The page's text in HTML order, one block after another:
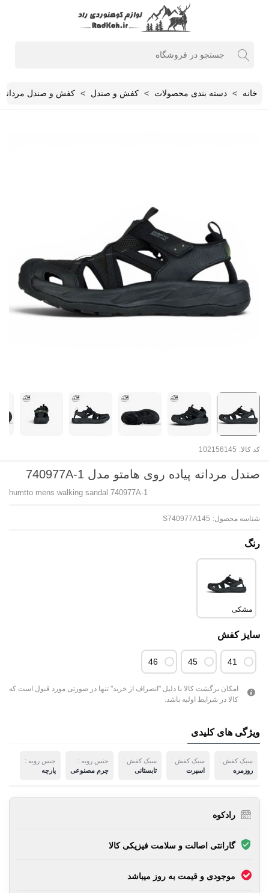
خانه > دسته بندی محصولات > کفش و صندل > کفش و صندل مردانه
کد کالا: 102156145
صندل مردانه پیاده روی هامتو مدل 740977A-1
humtto mens walking sandal 740977A-1
شناسه محصول: S740977A145
رنگ
مشکی
سایز کفش
41
45
46
امکان برگشت کالا با دلیل "انصراف از خرید" تنها در صورتی مورد قبول است که
کالا در شرایط اولیه باشد.
ویژگی های کلیدی
سبک کفش :
روزمره
سبک کفش :
اسپرت
سبک کفش :
تابستانی
جنس رویه :
چرم مصنوعی
جنس رویه :
پارچه
رادکوه
گارانتی اصالت و سلامت فیزیکی کالا
موجودی و قیمت به روز میباشد